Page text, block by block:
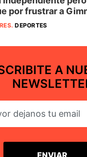
por frustrar a
.DEPORTES
A